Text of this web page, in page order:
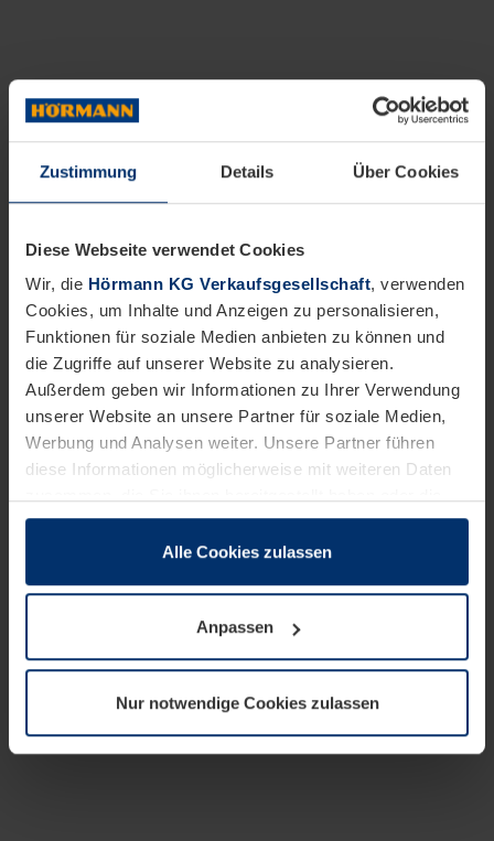
Zustimmung Details Über Cookies
Diese Webseite verwendet Cookies
Wir, die Hörmann KG Verkaufsgesellschaft, verwenden
Cookies, um Inhalte und Anzeigen zu personalisieren,
Funktionen für soziale Medien anbieten zu können und
die Zugriffe auf unserer Website zu analysieren.
Außerdem geben wir Informationen zu Ihrer Verwendung
unserer Website an unsere Partner für soziale Medien,
Werbung und Analysen weiter. Unsere Partner führen
diese Informationen möglicherweise mit weiteren Daten
sie im Rahmen Ihrer Nutzung der Dienste gesammelt
wenn diese für den Betrieb dieser Seite unbedingt
notwendig sind. Für alle anderen Cookie-Typen benötigen
wir Ihre Erlaubnis. Ihre Einwilligung können Sie jederzeit
Datenschutzerklärungunserer Website ändern oder
widerrufen.
Alle Cookies zulassen
Anpassen
Nur notwendige Cookies zulassen